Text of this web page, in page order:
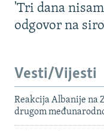
'Tri dana
odgovor na
Vesti/Vijesti
Reakcija Albanije na
drugom